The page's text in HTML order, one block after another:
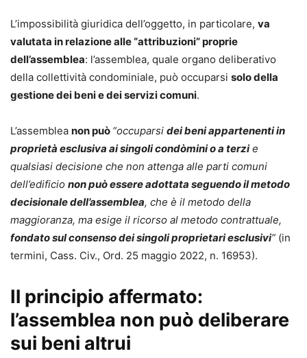
Lo stile dell’Autore, diretto e accessibile, rende il volume
particolarmente utile per chi vuole trasformare il
condominio da luogo di conflitto a spazio di gestione più
razionale, chiara e sostenibile.
Uno strumento da avere subito a disposizione per
consapevolezza: acquistalo ora e scopri come rendere le
delibere più semplici, rapide e difendibili.
L’impossibilità giuridica dell’oggetto, in particolare, va
valutata in relazione alle “attribuzioni” proprie
dell’assemblea: l’assemblea, quale organo deliberativo
della collettività condominiale, può occuparsi solo della
gestione dei beni e dei servizi comuni.
L’assemblea non può “occuparsi dei beni appartenenti in
proprietà esclusiva ai singoli condòmini o a terzie
qualsiasi decisione che non attenga alle parti comuni
dell’edificio non può essere adottata seguendo il metodo
decisionale dell’assemblea, che è il metodo della
maggioranza, ma esige il ricorso al metodo contrattuale,
fondato sul consenso dei singoli proprietari esclusivi” (in
termini, Cass. Civ., Ord. 25 maggio 2022, n. 16953).
Il principio affermato:
l’assemblea non può deliberare
sui beni altrui